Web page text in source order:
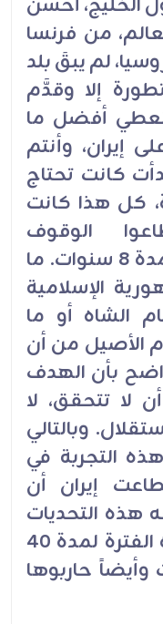
من فرنسا
لم يبقَ بلد
إلا وقدَّم
أفضل ما
إيران، وأنتم
كانت تحتاج
كل هذا كانت
الوقوف
والصمود في هذه الحرب لمدة 8 سنوات. ما
الإسلامية
الشاه أو ما
الأصيل من أن
بأن الهدف
لا تتحقق، لا
وبالتالي
التجربة في
إيران أن
هذه التحديات
وأن تستمر وأن تستقر هذه الفترة لمدة 40
وأيضاً حاربوها